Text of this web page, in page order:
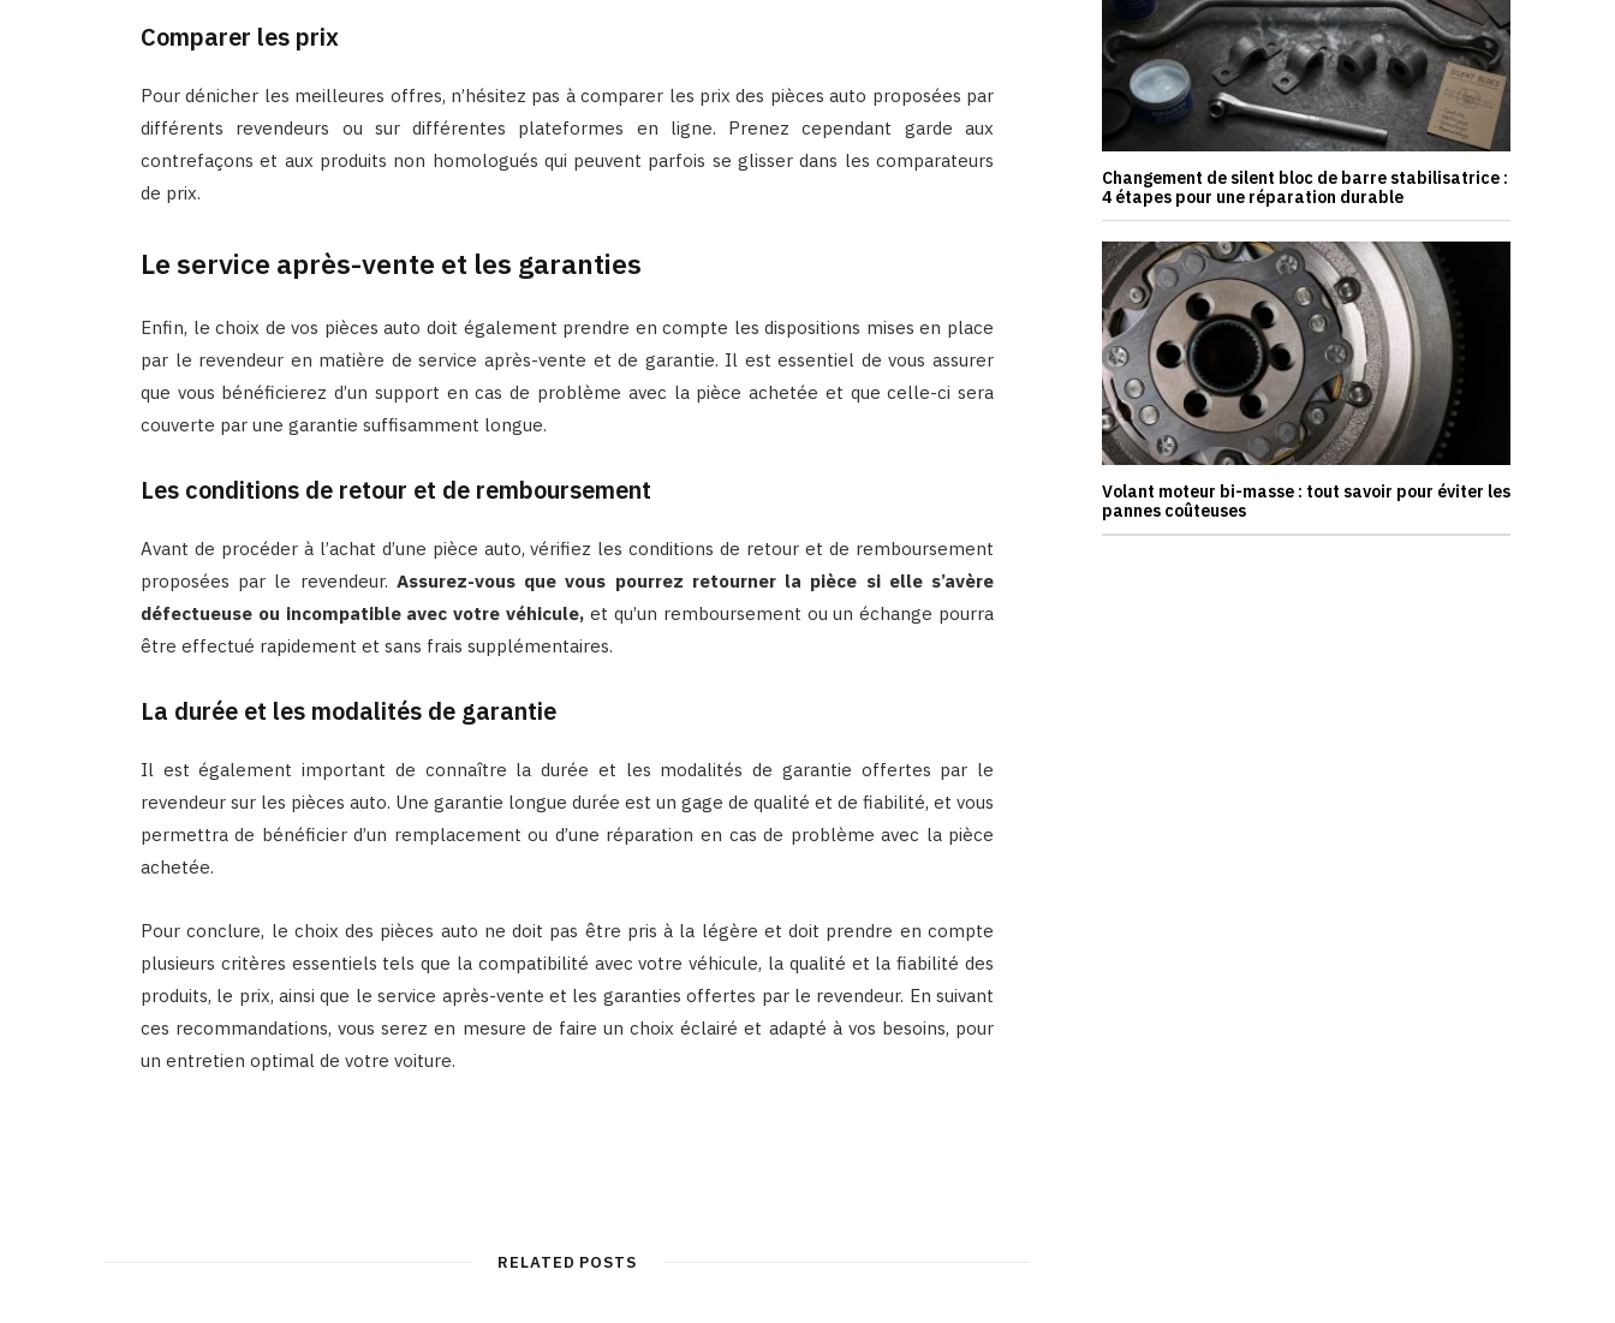
Comparer les prix
Pour dénicher les meilleures offres, n’hésitez pas à comparer les prix des pièces auto proposées par
différents revendeurs ou sur différentes plateformes en ligne. Prenez cependant garde aux
contrefaçons et aux produits non homologués qui peuvent parfois se glisser dans les comparateurs
de prix.
Le service après-vente et les garanties
Enfin, le choix de vos pièces auto doit également prendre en compte les dispositions mises en place
par le revendeur en matière de service après-vente et de garantie. Il est essentiel de vous assurer
que vous bénéficierez d’un support en cas de problème avec la pièce achetée et que celle-ci sera
couverte par une garantie suffisamment longue.
Les conditions de retour et de remboursement
Avant de procéder à l’achat d’une pièce auto, vérifiez les conditions de retour et de remboursement
proposées par le revendeur. Assurez-vous que vous pourrez retourner la pièce si elle s’avère
défectueuse ou incompatible avec votre véhicule, et qu’un remboursement ou un échange pourra
être effectué rapidement et sans frais supplémentaires.
La durée et les modalités de garantie
Il est également important de connaître la durée et les modalités de garantie offertes par le
revendeur sur les pièces auto. Une garantie longue durée est un gage de qualité et de fiabilité, et vous
permettra de bénéficier d’un remplacement ou d’une réparation en cas de problème avec la pièce
achetée.
Pour conclure, le choix des pièces auto ne doit pas être pris à la légère et doit prendre en compte
plusieurs critères essentiels tels que la compatibilité avec votre véhicule, la qualité et la fiabilité des
produits, le prix, ainsi que le service après-vente et les garanties offertes par le revendeur. En suivant
ces recommandations, vous serez en mesure de faire un choix éclairé et adapté à vos besoins, pour
un entretien optimal de votre voiture.
RELATED POSTS
Changement de silent bloc de barre stabilisatrice :
4 étapes pour une réparation durable
Volant moteur bi-masse : tout savoir pour éviter les
pannes coûteuses